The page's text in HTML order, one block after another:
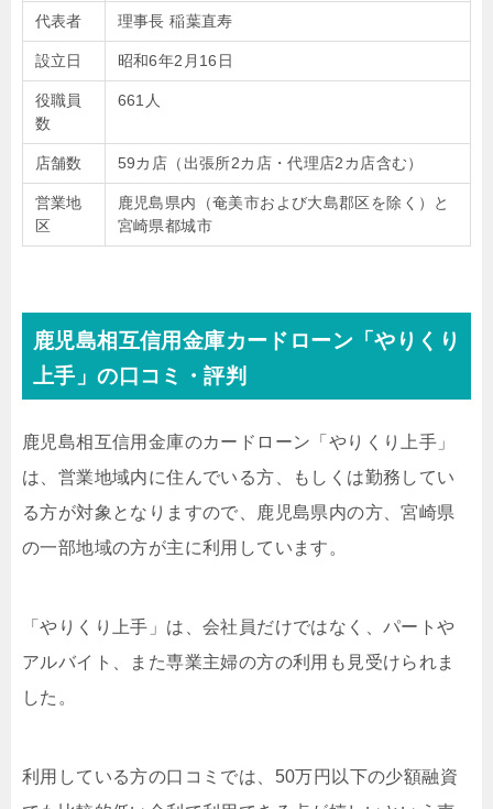
代表者 理事長 稲葉直寿
設立日 昭和6年2月16日
役職員
数
661人
店舗数 59カ店（出張所2カ店・代理店2カ店含む）
営業地
区
鹿児島県内（奄美市および大島郡区を除く）と
宮崎県都城市
鹿児島相互信用金庫カードローン「やりくり
上手」の口コミ・評判
鹿児島相互信用金庫のカードローン「やりくり上手」
は、営業地域内に住んでいる方、もしくは勤務してい
る方が対象となりますので、鹿児島県内の方、宮崎県
の一部地域の方が主に利用しています。
「やりくり上手」は、会社員だけではなく、パートや
アルバイト、また専業主婦の方の利用も見受けられま
した。
利用している方の口コミでは、50万円以下の少額融資